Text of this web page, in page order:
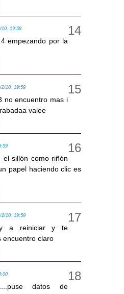
10, 19:58
empezando por la
2/10, 19:59
no encuentro mas i
valee
el sillón como riñón
papel haciendo clic es
2/10, 19:59
a reiniciar y te
encuentro claro
datos de